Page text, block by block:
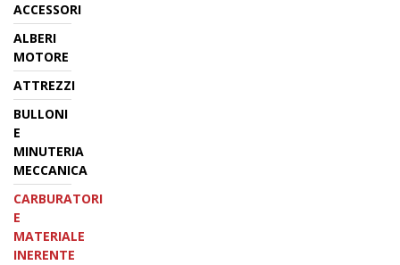
ACCESSORI
ALBERI
MOTORE
ATTREZZI
BULLONI
E
MINUTERIA
MECCANICA
CARBURATORI
E
MATERIALE
INERENTE